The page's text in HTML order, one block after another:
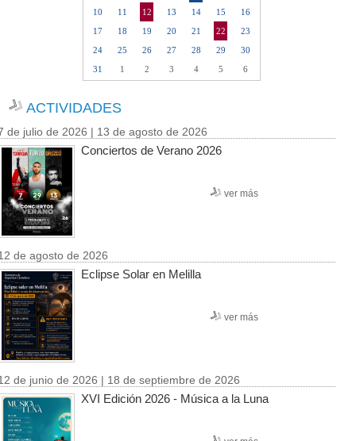
10
11 12 13 14 15
16
17
18 19 20 21 22
23
24
25 26 27 28 29
30
31
1 2 3 4 5 6
ACTIVIDADES
de julio de 2026 | 13 de agosto de 2026
Conciertos de Verano 2026
ver más
de agosto de 2026
Eclipse Solar en Melilla
ver más
de junio de 2026 | 18 de septiembre de 2026
XVI Edición 2026 - Música a la Luna